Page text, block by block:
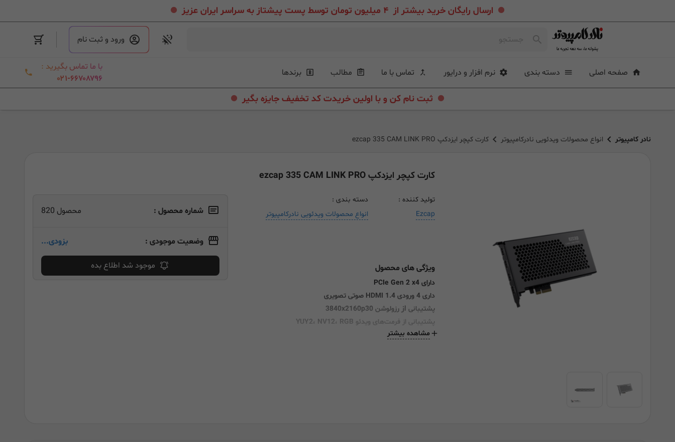
ارسال رایگان خرید بیشتر از ۴ میلیون تومان توسط پست پیشتاز به سراسر ایران عزیز
ورود و ثبت نام
صفحه اصلی دسته بندی نرم افزار و درایور تماس با ما مطالب برندها
با ما تماس بگیرید :
۰۲۱-۶۶۷۰۸۷۹۶
. ثبت نام کن و با اولین خریدت کد تخفیف جایزه بگیر .
نادر کامپیوتر انواع محصولات ویدئویی نادرکامپیوتر کارت کپچر ایزدکپ ezcap 335 CAM LINK PRO
کارت کپچر ایزدکپ ezcap 335 CAM LINK PRO
تولید کننده :
Ezcap
دسته بندی :
انواع محصولات ویدئویی نادرکامپیوتر
ویژگی های محصول
دارای PCIe Gen 2 x4
داری 4 ورودی HDMI 1.4 صوتی تصویری
پشتیبانی از رزولوشن 3840x2160p30
پشتیبانی از فرمت‌های ویدئو YUY2، NV12، RGB
مشاهده بیشتر
شماره محصول : محصول 820
وضعیت موجودی : بزودی...
موجود شد اطلاع بده